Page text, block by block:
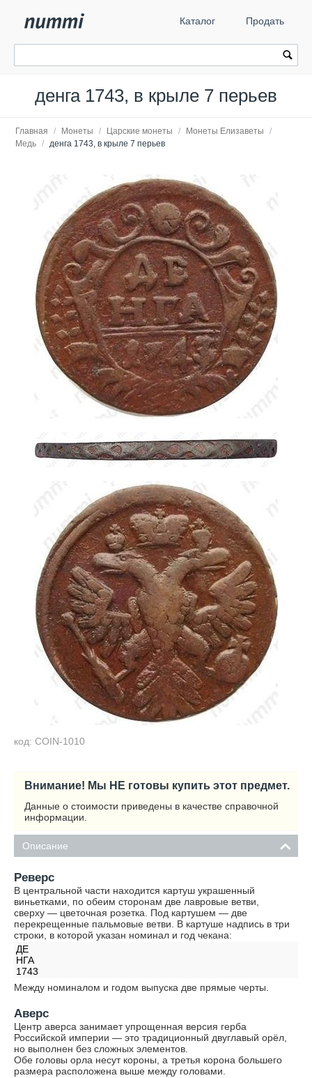
Каталог Продать
денга 1743, в крыле 7 перьев
Главная / Монеты / Царские монеты / Монеты Елизаветы
/
Медь / денга 1743, в крыле 7 перьев
код: COIN-1010
Внимание! Мы НЕ готовы купить этот предмет.
Данные о стоимости приведены в качестве справочной
информации.
Описание
Реверс
В центральной части находится картуш украшенный
виньетками, по обеим сторонам две лавровые ветви,
сверху — цветочная розетка. Под картушем — две
перекрещенные пальмовые ветви. В картуше надпись в три
строки, в которой указан номинал и год чекана:
ДЕ
НГА
1743
Между номиналом и годом выпуска две прямые черты.
Аверс
Центр аверса занимает упрощенная версия герба
Российской империи — это традиционный двуглавый орёл,
но выполнен без сложных элементов.
Обе головы орла несут короны, а третья корона большего
размера расположена выше между головами.